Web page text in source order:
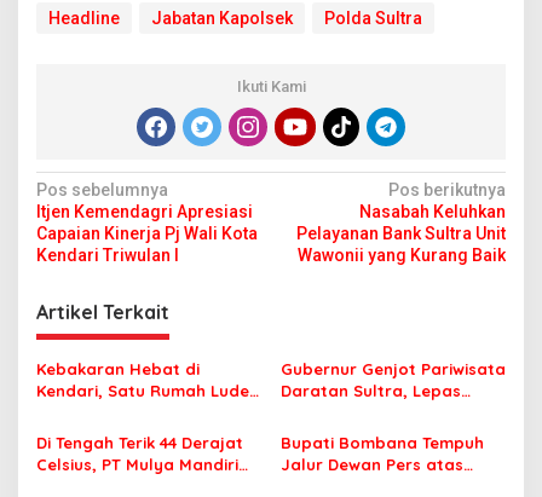
Headline
Jabatan Kapolsek Polda Sultra
Ikuti Kami
N
a
v
i
g
a
s
i
p
Pos sebelumnya
Itjen Kemendagri Apresiasi
Capaian Kinerja Pj Wali Kota
Kendari Triwulan I
Pos berikutnya
Nasabah Keluhkan
Pelayanan Bank Sultra Unit
Wawonii yang Kurang Baik
Artikel Terkait
Kebakaran Hebat di
Kendari, Satu Rumah Ludes
Gubernur Genjot Pariwisata
Daratan Sultra, Lepas
Tiga Kabupaten Unggulan
Di Tengah Terik 44 Derajat
Celsius, PT Mulya Mandiri
Bupati Bombana Tempuh
Jalur Dewan Pers atas